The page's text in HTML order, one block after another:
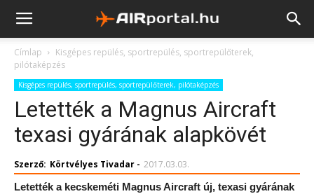
Címlap
Kisgépes repülés, sportrepülés, sportrepülőterek,
pilótaképzés
Kisgépes repülés, sportrepülés, sportrepülőterek, pilótaképzés
Letették a Magnus Aircraft
texasi gyárának alapkövét
Szerző: Körtvélyes Tivadar - 2017.03.03.
Letették a kecskeméti Magnus Aircraft új, texasi gyárának